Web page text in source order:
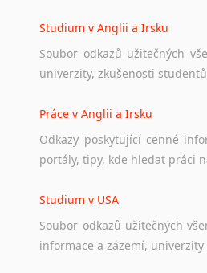
Studium v Anglii a Irsku
Soubor odkazů užitečných
univerzity, zkušenosti
Práce v Anglii a Irsku
Odkazy poskytující cenné
portály, tipy, kde hledat práci
Studium v USA
Soubor odkazů užitečných
informace a zázemí, univerzity